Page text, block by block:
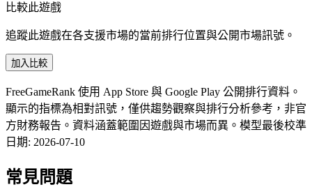
比較此遊戲
追蹤此遊戲在各支援市場的當前排行位置與公開市場訊號。
加入比較
FreeGameRank 使用 App Store 與 Google Play 公開排行資料。
顯示的指標為相對訊號，僅供趨勢觀察與排行分析參考，非官
方財務報告。資料涵蓋範圍因遊戲與市場而異。 模型最後校準
日期: 2026-07-10
常見問題